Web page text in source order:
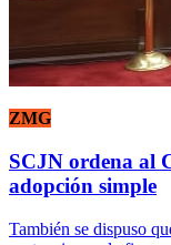
ZMG
SCJN ordena al
adopción simple
También se dispuso